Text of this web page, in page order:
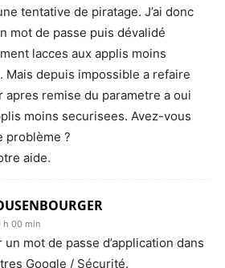
tentative de piratage. J’ai donc
mot de passe puis dévalidé
lacces aux applis moins
Mais depuis impossible a refaire
apres remise du parametre a oui
moins securisees. Avez-vous
problème ?
aide.
h 00 min
mot de passe d’application dans
Google / Sécurité.